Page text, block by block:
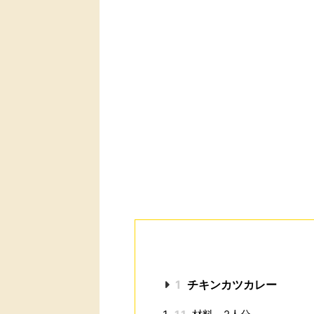
1 チキンカツカレー